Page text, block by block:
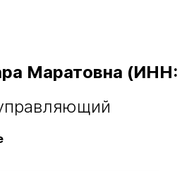
Маратовна (ИНН: